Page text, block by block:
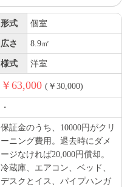
形式 個室
広さ 8.9㎡
様式 洋室
￥63,000 (￥30,000)
・
保証金のうち、10000円がクリ
ーニング費用。退去時にダメ
ージなければ20,000円償却。
冷蔵庫、エアコン、ベッド、
デスクとイス、パイプハンガ